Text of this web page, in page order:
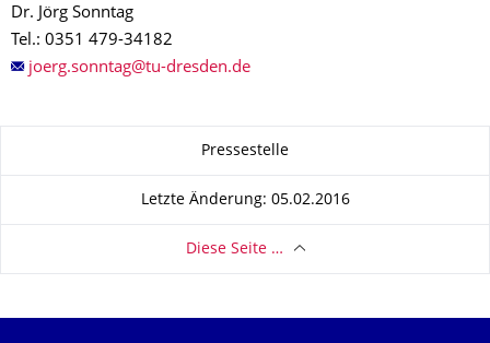
Dr. Jörg Sonntag
Tel.: 0351 479-34182
Pressestelle
Letzte Änderung: 05.02.2016
Diese Seite …